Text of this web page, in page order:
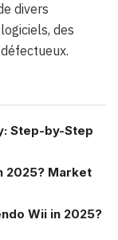
divers
des
Step-by-Step
2025? Market
Wii in 2025?